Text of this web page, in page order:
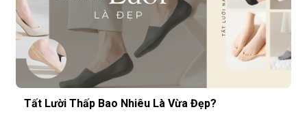
Tất Lười Thấp Bao Nhiêu Là Vừa Đẹp?